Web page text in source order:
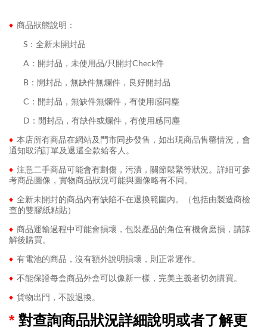
♦ 商品狀態說明：
S：全新未開封品
A：開封品，未使用品/只開封Check件
B：開封品，無缺件無爛件，良好開封品
C：開封品，無缺件無爛件，有使用感同塵
D：開封品，有缺件或爛件，有使用感同塵
♦ 本店所有商品在網站及門市同步發售，如出現商品售罄情況，會
通知取消訂單及退還全款給客人。
♦ 注意二手商品可能會有劃傷，污漬，關節鬆緊等狀況。詳細可參
考商品圖像，實物商品狀況可能與圖像略有不同。
♦ 全新未開封的商品內有缺陷不在退換範圍內。（包括由製造商檢
查的雙膠紙粘貼）
♦ 商品運輸過程中可能會損壞，包裝產品的角位有機會磨損，請諒
解後購買。
♦ 有電池的商品，沒有額外說明損壞，則正常運作。
♦ 不能保證每盒商品外盒可以像新一樣，完美主義者切勿購買。
♦ 貨物出門，不設退換。
* 對查詢商品狀況詳細說明或者了解更